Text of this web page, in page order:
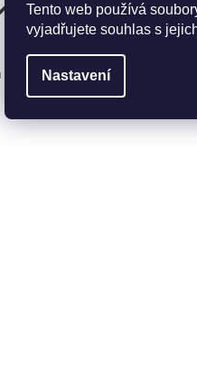
Tento web používá
vyjadřujete souhlas s
Nastavení
kategorie.